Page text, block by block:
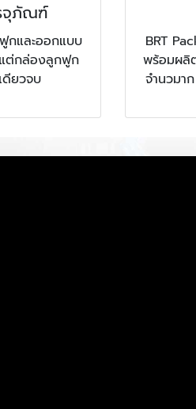
จุภัณฑ์
กและออกแบบ
ต่กล่องลูกฟูก
ดียวจบ
BRT
พร้อมผลิ
จำนวมา